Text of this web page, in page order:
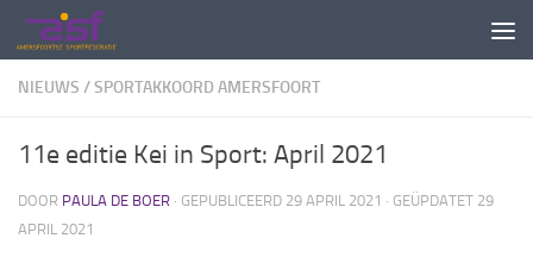
Doorgaan naar inhoud
NIEUWS /SPORTAKKOORD AMERSFOORT
11e editie Kei in Sport: April 2021
DOOR PAULA DE BOER · GEPUBLICEERD 29 APRIL 2021 · GEÜPDATET 29
APRIL 2021